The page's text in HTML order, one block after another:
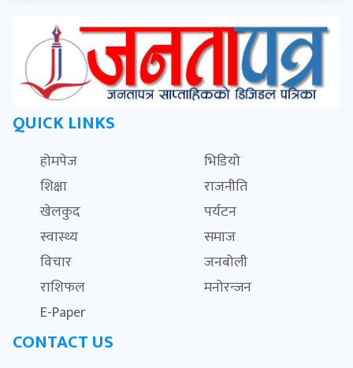
QUICK LINKS
होमपेज
भिडियो
शिक्षा
राजनीति
खेलकुद
पर्यटन
स्वास्थ्य
समाज
विचार
जनबोली
राशिफल
मनोरन्जन
E-Paper
CONTACT US